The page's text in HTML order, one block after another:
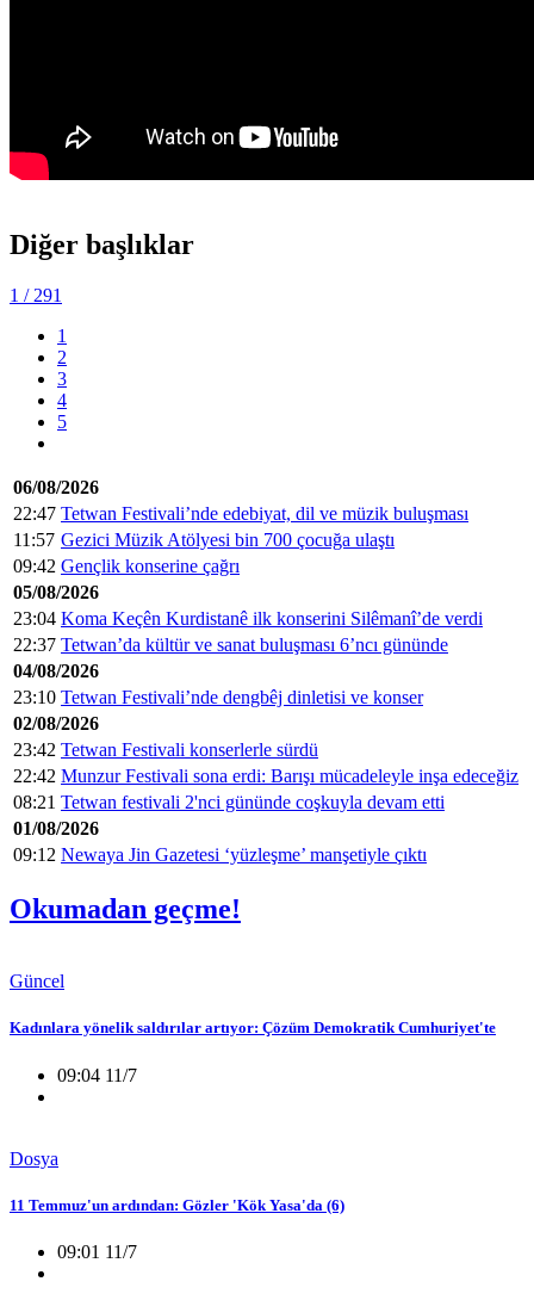
Diğer başlıklar
1 / 291
1
2
3
4
5
06/08/2026
22:47 Tetwan Festivali’nde edebiyat, dil ve müzik buluşması
11:57 Gezici Müzik Atölyesi bin 700 çocuğa ulaştı
09:42 Gençlik konserine çağrı
05/08/2026
23:04 Koma Keçên Kurdistanê ilk konserini Silêmanî’de verdi
22:37 Tetwan’da kültür ve sanat buluşması 6’ncı gününde
04/08/2026
23:10 Tetwan Festivali’nde dengbêj dinletisi ve konser
02/08/2026
23:42 Tetwan Festivali konserlerle sürdü
22:42 Munzur Festivali sona erdi: Barışı mücadeleyle inşa edeceğiz
08:21 Tetwan festivali 2'nci gününde coşkuyla devam etti
01/08/2026
09:12 Newaya Jin Gazetesi ‘yüzleşme’ manşetiyle çıktı
Okumadan geçme!
Güncel
Kadınlara yönelik saldırılar artıyor: Çözüm Demokratik Cumhuriyet'te
09:04 11/7
Dosya
11 Temmuz'un ardından: Gözler 'Kök Yasa'da (6)
09:01 11/7